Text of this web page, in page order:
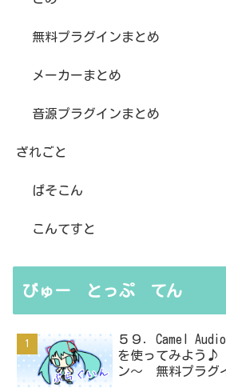
無料プラグインまとめ
メーカーまとめ
音源プラグインまとめ
ざれごと
ぱそこん
こんてすと
びゅー とっぷ てん
５９．Camel
を使ってみよう♪
ン～ 無料プラグ